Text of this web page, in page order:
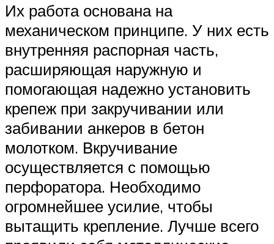
Их работа основана на
механическом принципе. У них есть
внутренняя распорная часть,
расширяющая наружную и
помогающая надежно установить
крепеж при закручивании или
забивании анкеров в бетон
молотком. Вкручивание
осуществляется с помощью
перфоратора. Необходимо
огромнейшее усилие, чтобы
вытащить крепление. Лучше всего